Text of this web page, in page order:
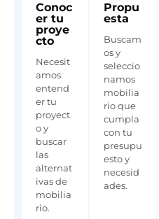
Conoc
er tu
proye
cto
Necesit
amos
entend
er tu
proyect
o y
buscar
las
alternat
ivas de
mobilia
rio.
Propu
esta
Buscam
os y
seleccio
namos
mobilia
rio que
cumpla
con tu
presupu
esto y
necesid
ades.